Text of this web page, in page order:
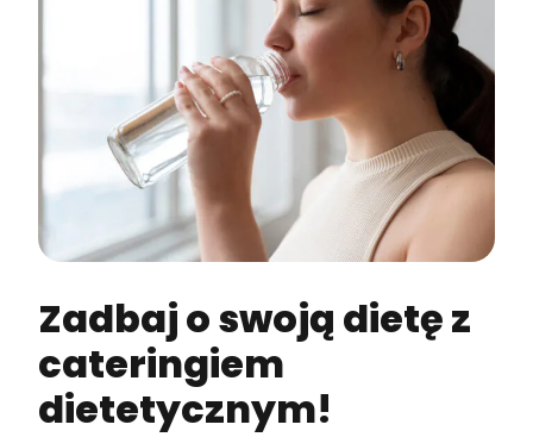
Zadbaj o swoją dietę z
cateringiem
dietetycznym!